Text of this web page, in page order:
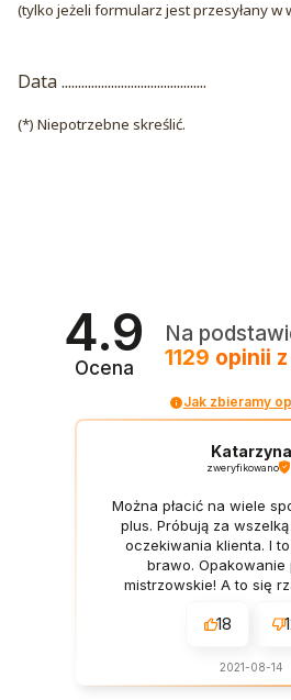
(tylko jeżeli formularz jest przesyłany w
Data ............................................
(*) Niepotrzebne skreślić.
4.9
Ocena
Na
1129 opinii
Jak zbieramy
Katarzyna
zweryfikowano
Można płacić na wiele
plus. Próbują za
oczekiwania klienta. I
brawo. Opakowanie
mistrzowskie! A to się
ustaleniami. Polecam.
konkretnie.
18
2021-08-14